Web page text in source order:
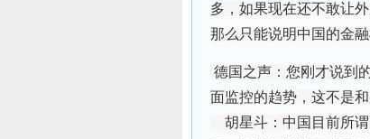
多，如果现在还不敢让
那么只能说明中国的金
德国之声：您刚才说到
面监控的趋势，这不是
胡星斗：中国目前所谓